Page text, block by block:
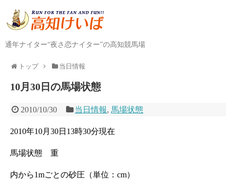
通年ナイター“夜さ恋ナイター”の高知競馬場
トップ 当日情報
10月30日の馬場状態
2010/10/30 当日情報, 馬場状態
2010年10月30日13時30分現在
馬場状態 重
内から1mごとの砂圧（単位：cm）